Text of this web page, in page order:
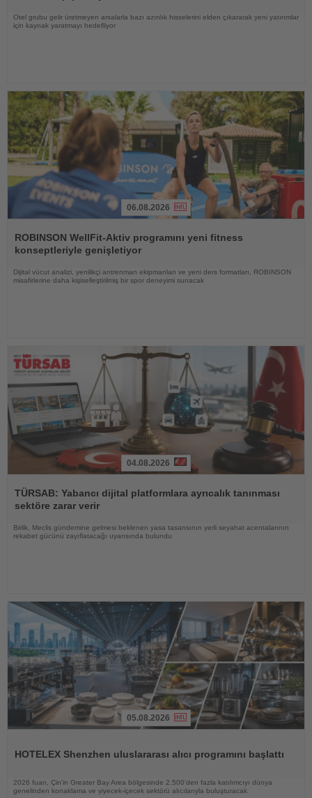
Otel grubu gelir üretmeyen arsalarla bazı azınlık hisselerini elden çıkararak yeni yatırımlar
için kaynak yaratmayı hedefliyor
Oku
06.08.2026
ROBINSON WellFit-Aktiv programını yeni fitness
konseptleriyle genişletiyor
Dijital vücut analizi, yenilikçi antrenman ekipmanları ve yeni ders formatları, ROBINSON
misafirlerine daha kişiselleştirilmiş bir spor deneyimi sunacak
Oku
04.08.2026
TÜRSAB: Yabancı dijital platformlara ayrıcalık tanınması
sektöre zarar verir
Birlik, Meclis gündemine gelmesi beklenen yasa tasarısının yerli seyahat acentalarının
rekabet gücünü zayıflatacağı uyarısında bulundu
05.08.2026
HOTELEX Shenzhen uluslararası alıcı programını başlattı
2026 fuarı, Çin'in Greater Bay Area bölgesinde 2.500'den fazla katılımcıyı dünya
genelinden konaklama ve yiyecek-içecek sektörü alıcılarıyla buluşturacak